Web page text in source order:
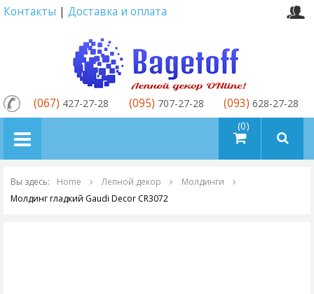
Контакты | Доставка и оплата
товаров (0)
(067) 427-27-28 (095) 707-27-28 (093) 628-27-28
Вы здесь: Home Лепной декор
Молдинги
Молдинг гладкий Gaudi Decor CR3072